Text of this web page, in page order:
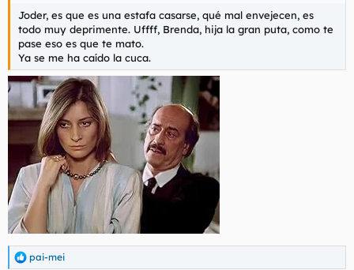
Joder, es que es una estafa casarse, qué mal envejecen, es
todo muy deprimente. Uffff, Brenda, hija la gran puta, como te
pase eso es que te mato.
Ya se me ha caído la cuca.
R
pai-mei